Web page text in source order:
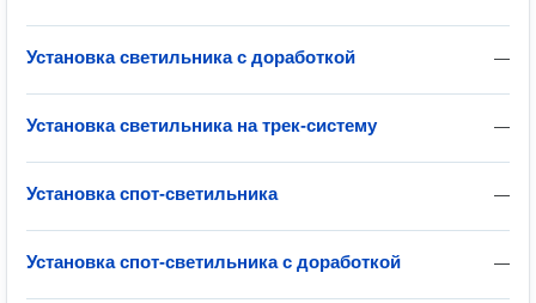
—
Установка светильника с доработкой
—
Установка светильника на трек-систему
—
Установка спот-светильника
—
Установка спот-светильника с доработкой